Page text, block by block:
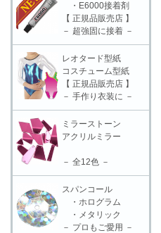
・E6000接着剤
【 正規品販売店 】
－ 超強固に接着 －
レオタード型紙
コスチューム型紙
【 正規品販売店 】
－ 手作り衣装に －
ミラーストーン
アクリルミラー
－ 全12色 －
スパンコール
・ホログラム
・メタリック
－ プロもご愛用 －